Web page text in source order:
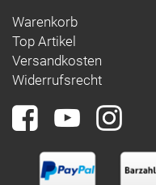
Warenkorb
Top Artikel
Versandkosten
Widerrufsrecht